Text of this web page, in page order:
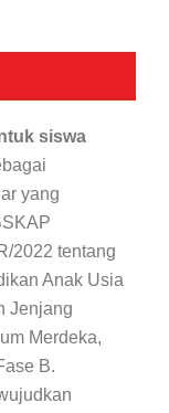
siswa
yang
2022 tentang
Anak Usia
Jenjang
Merdeka,
B.